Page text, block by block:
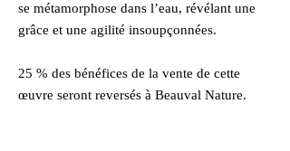
se métamorphose dans l’eau, révélant une
grâce et une agilité insoupçonnées.
25 % des bénéfices de la vente de cette
œuvre seront reversés à Beauval Nature.